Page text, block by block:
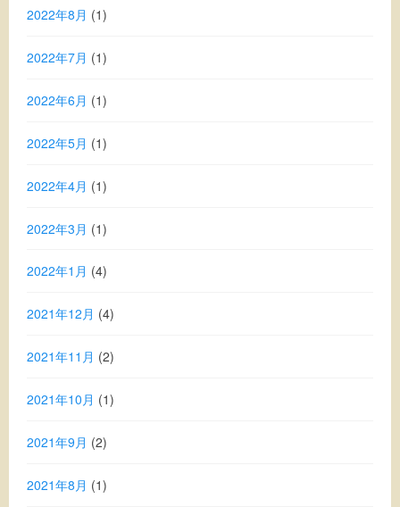
2022年8月 (1)
2022年7月 (1)
2022年6月 (1)
2022年5月 (1)
2022年4月 (1)
2022年3月 (1)
2022年1月 (4)
2021年12月 (4)
2021年11月 (2)
2021年10月 (1)
2021年9月 (2)
2021年8月 (1)